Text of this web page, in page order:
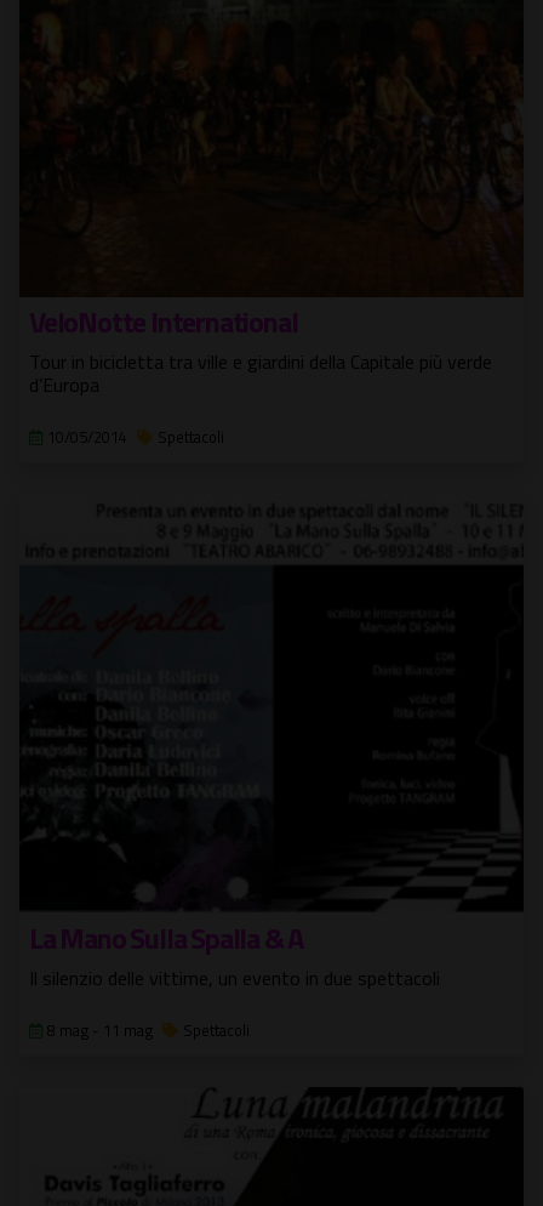
VeloNotte International
Tour in bicicletta tra ville e giardini della Capitale più verde
d’Europa
10/05/2014 Spettacoli
La Mano Sulla Spalla & A
Il silenzio delle vittime, un evento in due spettacoli
8 mag - 11 mag Spettacoli